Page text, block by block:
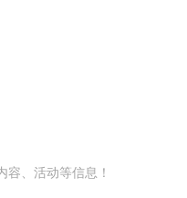
、活动等信息！